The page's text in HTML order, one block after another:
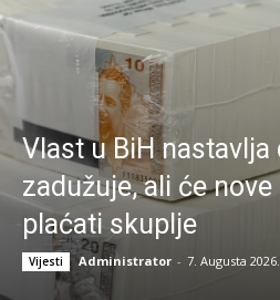
Vlast u BiH nastavlja
zadužuje, ali će
plaćati skuplje
Vijesti Administrator - 7. Augusta 2026.